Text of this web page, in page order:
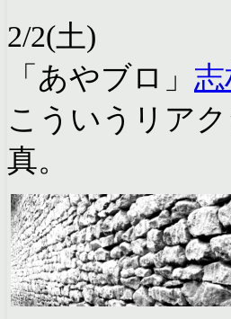
2/2(土)
「あやブロ」
こういうリア
真。